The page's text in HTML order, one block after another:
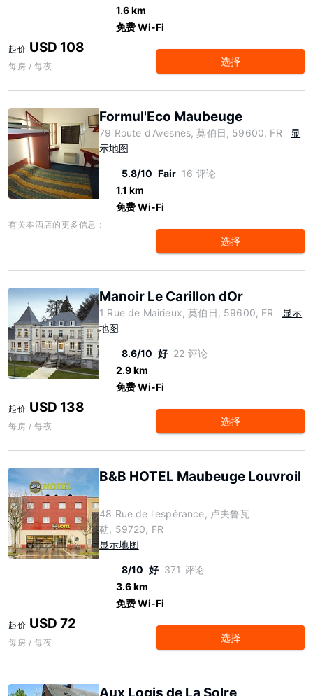
1.6 km
免费 Wi-Fi
起价 USD 108
每房 / 每夜 选择
Formul'Eco Maubeuge
79 Route d'Avesnes, 莫伯日, 59600, FR
显
示地图
5.8/10 Fair 16 评论
1.1 km
免费 Wi-Fi
有关本酒店的更多信息：
选择
Manoir Le Carillon dOr
1 Rue de Mairieux, 莫伯日, 59600, FR
显示
地图
8.6/10 好 22 评论
2.9 km
免费 Wi-Fi
起价 USD 138
每房 / 每夜 选择
B&B HOTEL Maubeuge Louvroil
48 Rue de l'espérance, 卢夫鲁瓦
勒, 59720, FR
显示地图
8/10 好 371 评论
3.6 km
免费 Wi-Fi
起价 USD 72
每房 / 每夜 选择